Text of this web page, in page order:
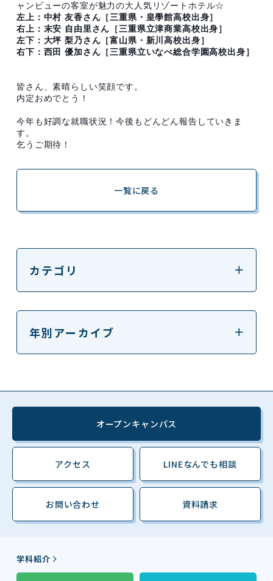
ャンビューの客室が魅力の大人気リゾートホテル☆
左上：中村 友香さん［三重県・皇學館高校出身］
右上：末安 自由里さん［三重県立津商業高校出身］
左下：大坪 梨乃さん［富山県・新川高校出身］
右下：西田 優加さん［三重県立いなべ総合学園高校出身］
皆さん、素晴らしい笑顔です。
内定おめでとう！
今年も好調な就職状況！今後もどんどん報告していきま
す。
乞うご期待！
一覧に戻る
カテゴリ
年別アーカイブ
オープンキャンパス
アクセス LINEなんでも相談
お問い合わせ 資料請求
学科紹介